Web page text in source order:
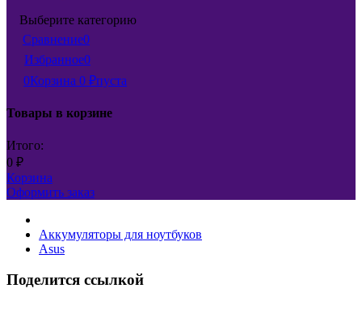
Выберите категорию
Сравнение0
Избранное0
0Корзина 0 ₽пуста
Товары в корзине
Итого:
0 ₽
Корзина
Оформить заказ
Аккумуляторы для ноутбуков
Asus
Поделится ссылкой